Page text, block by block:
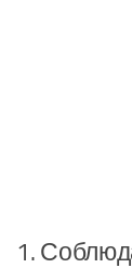
1.